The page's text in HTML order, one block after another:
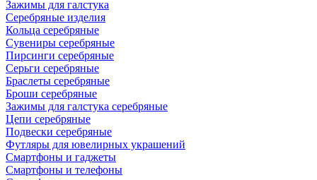
Зажимы для галстука
Серебряные изделия
Кольца серебряные
Сувениры серебряные
Пирсинги серебряные
Серьги серебряные
Браслеты серебряные
Броши серебряные
Зажимы для галстука серебряные
Цепи серебряные
Подвески серебряные
Футляры для ювелирных украшений
Смартфоны и гаджеты
Смартфоны и телефоны